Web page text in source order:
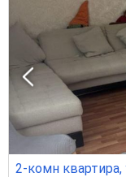
2-комн квартира,